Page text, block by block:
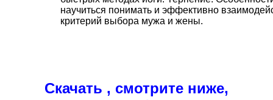
научиться понимать и эффективно
критерий выбора мужа и жены.
Скачать , смотрите ниже,